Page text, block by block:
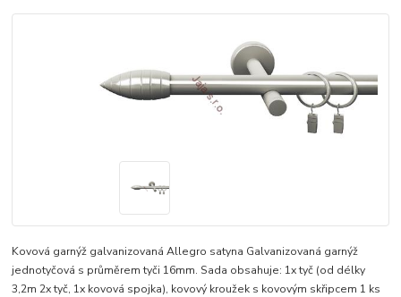
Kovová garnýž galvanizovaná Allegro satyna Galvanizovaná garnýž
jednotyčová s průměrem tyči 16mm. Sada obsahuje: 1x tyč (od délky
3,2m 2x tyč, 1x kovová spojka), kovový kroužek s kovovým skřipcem 1 ks